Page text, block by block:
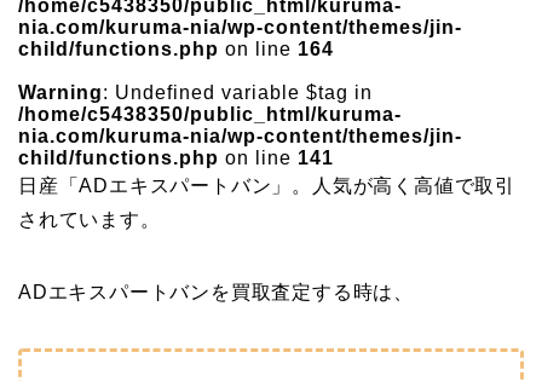
/home/c5438350/public_html/kuruma-
nia.com/kuruma-nia/wp-content/themes/jin-
child/functions.php on line 164
Warning: Undefined variable $tag in
/home/c5438350/public_html/kuruma-
nia.com/kuruma-nia/wp-content/themes/jin-
child/functions.php on line 141
日産「ADエキスパートバン」。人気が高く高値で取引
されています。
ADエキスパートバンを買取査定する時は、